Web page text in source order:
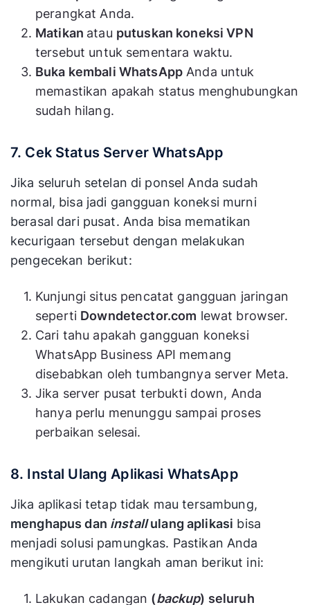
perangkat Anda.
Matikan atau putuskan koneksi VPN
tersebut untuk sementara waktu.
Buka kembali WhatsApp Anda untuk
memastikan apakah status menghubungkan
sudah hilang.
7. Cek Status Server WhatsApp
Jika seluruh setelan di ponsel Anda sudah
normal, bisa jadi gangguan koneksi murni
berasal dari pusat. Anda bisa mematikan
kecurigaan tersebut dengan melakukan
pengecekan berikut:
Kunjungi situs pencatat gangguan jaringan
seperti Downdetector.com lewat browser.
Cari tahu apakah gangguan koneksi
WhatsApp Business API memang
disebabkan oleh tumbangnya server Meta.
Jika server pusat terbukti down, Anda
hanya perlu menunggu sampai proses
perbaikan selesai.
8. Instal Ulang Aplikasi WhatsApp
Jika aplikasi tetap tidak mau tersambung,
menghapus dan installulang aplikasi bisa
menjadi solusi pamungkas. Pastikan Anda
mengikuti urutan langkah aman berikut ini:
Lakukan cadangan (backup) seluruh